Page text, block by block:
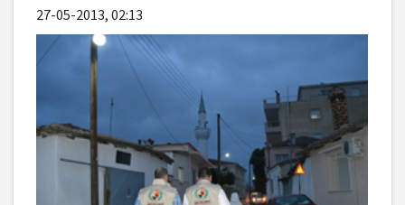
27-05-2013, 02:13